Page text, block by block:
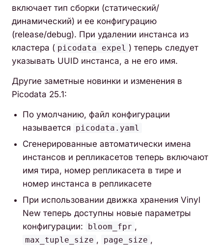
включает тип сборки (статический/
динамический) и ее конфигурацию
(release/debug). При удалении инстанса из
кластера ( picodata expel ) теперь следует
указывать UUID инстанса, а не его имя.
Другие заметные новинки и изменения в
Picodata 25.1:
По умолчанию, файл конфигурации
называется picodata.yaml
Сгенерированные автоматически имена
инстансов и репликасетов теперь включают
имя тира, номер репликасета в тире и
номер инстанса в репликасете
При использовании движка хранения Vinyl
New теперь доступны новые параметры
конфигурации:
bloom_fpr ,
max_tuple_size , page_size ,